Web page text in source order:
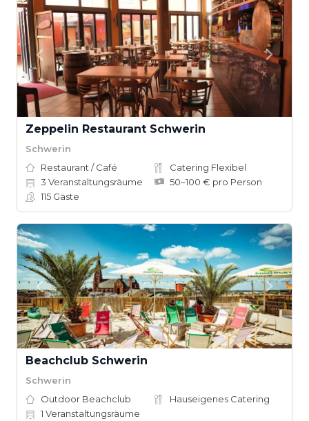
Zeppelin Restaurant Schwerin
Schwerin
Restaurant / Café
Catering Flexibel
3 Veranstaltungsräume
50–100 € pro Person
115 Gäste
Beachclub Schwerin
Schwerin
Outdoor Beachclub
Hauseigenes Catering
1 Veranstaltungsräume